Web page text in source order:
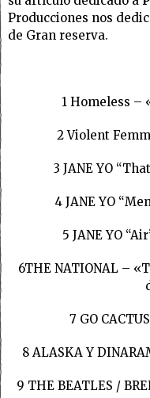
Producciones nos
de Gran reserva.
1 Homeless –
2 Violent
3 JANE YO
4 JANE YO
5 JANE YO
6THE NATIONAL –
7 GO
8 ALASKA Y
9 THE BEATLES /